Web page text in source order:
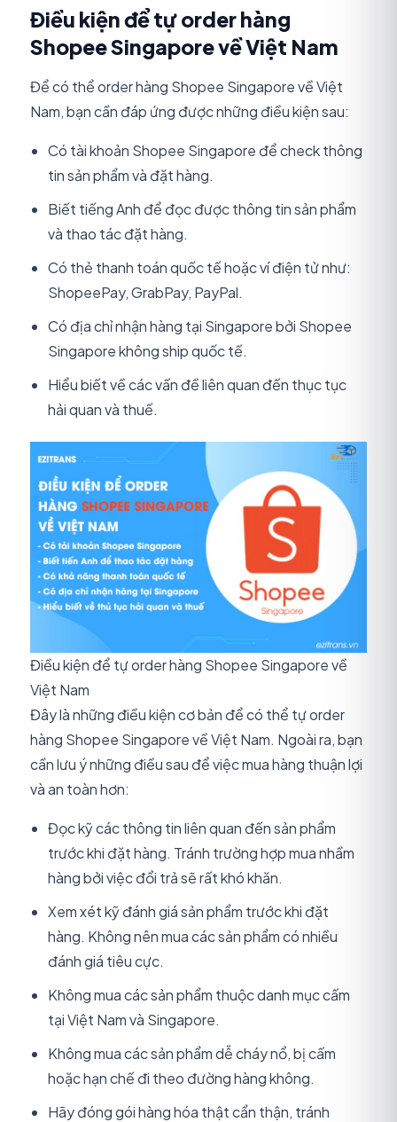
Điều kiện để tự order hàng
Shopee Singapore về Việt Nam
Để có thể order hàng Shopee Singapore về Việt
Nam, bạn cần đáp ứng được những điều kiện sau:
Có tài khoản Shopee Singapore để check thông
tin sản phẩm và đặt hàng.
Biết tiếng Anh để đọc được thông tin sản phẩm
và thao tác đặt hàng.
Có thẻ thanh toán quốc tế hoặc ví điện tử như:
ShopeePay, GrabPay, PayPal.
Có địa chỉ nhận hàng tại Singapore bởi Shopee
Singapore không ship quốc tế.
Hiểu biết về các vấn đề liên quan đến thục tục
hải quan và thuế.
Điều kiện để tự order hàng Shopee Singapore về
Việt Nam
Đây là những điều kiện cơ bản để có thể tự order
hàng Shopee Singapore về Việt Nam. Ngoài ra, bạn
cần lưu ý những điều sau để việc mua hàng thuận lợi
và an toàn hơn:
Đọc kỹ các thông tin liên quan đến sản phẩm
trước khi đặt hàng. Tránh trường hợp mua nhầm
hàng bởi việc đổi trả sẽ rất khó khăn.
Xem xét kỹ đánh giá sản phẩm trước khi đặt
hàng. Không nên mua các sản phẩm có nhiều
đánh giá tiêu cực.
Không mua các sản phẩm thuộc danh mục cấm
tại Việt Nam và Singapore.
Không mua các sản phẩm dễ cháy nổ, bị cấm
hoặc hạn chế đi theo đường hàng không.
Hãy đóng gói hàng hóa thật cẩn thận, tránh